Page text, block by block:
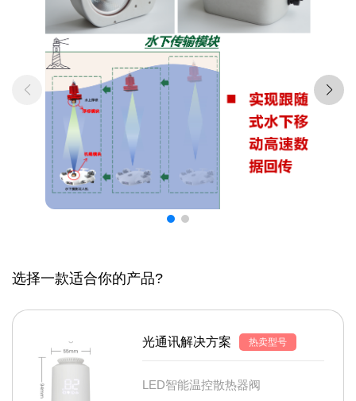
选择一款适合你的产品?
光通讯解决方案 热卖型号
LED智能温控散热器阀